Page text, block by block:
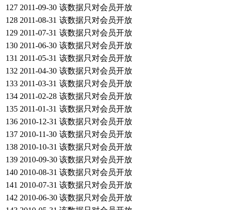
127 2011-09-30 该数据只对会员开放
128 2011-08-31 该数据只对会员开放
129 2011-07-31 该数据只对会员开放
130 2011-06-30 该数据只对会员开放
131 2011-05-31 该数据只对会员开放
132 2011-04-30 该数据只对会员开放
133 2011-03-31 该数据只对会员开放
134 2011-02-28 该数据只对会员开放
135 2011-01-31 该数据只对会员开放
136 2010-12-31 该数据只对会员开放
137 2010-11-30 该数据只对会员开放
138 2010-10-31 该数据只对会员开放
139 2010-09-30 该数据只对会员开放
140 2010-08-31 该数据只对会员开放
141 2010-07-31 该数据只对会员开放
142 2010-06-30 该数据只对会员开放